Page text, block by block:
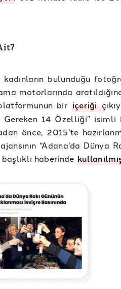
bulunduğu
motorlarında
bir içeriği
Gereken 14 Özelliği” isimli
önce, 2015’te
“Adana'da Dünya
başlıklı haberinde